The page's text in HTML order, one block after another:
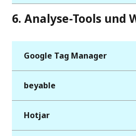
6. Analyse-Tools und
Google Tag Manager
beyable
Hotjar